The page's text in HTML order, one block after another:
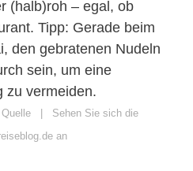
(halb)roh – egal, ob
Tipp: Gerade beim
den gebratenen Nudeln
sein, um eine
zu vermeiden.
| Sehen Sie sich die
an